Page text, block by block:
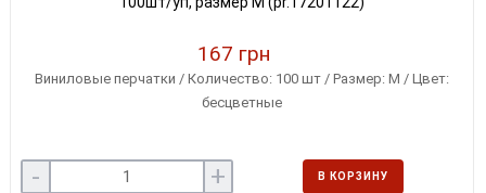
167 грн
Виниловые перчатки / Количество: 100 шт / Размер: М / Цвет:
бесцветные
- + В КОРЗИНУ